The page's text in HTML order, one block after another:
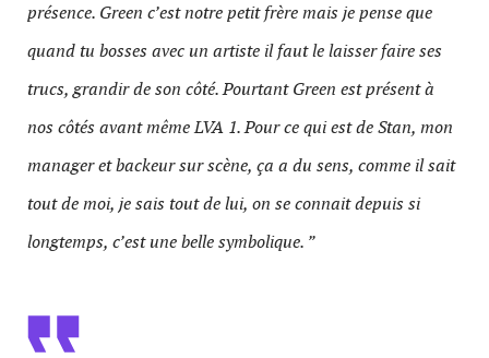
présence. Green c’est notre petit frère mais je pense que
quand tu bosses avec un artiste il faut le laisser faire ses
trucs, grandir de son côté. Pourtant Green est présent à
nos côtés avant même LVA 1. Pour ce qui est de Stan, mon
manager et backeur sur scène, ça a du sens, comme il sait
tout de moi, je sais tout de lui, on se connait depuis si
longtemps, c’est une belle symbolique. ”